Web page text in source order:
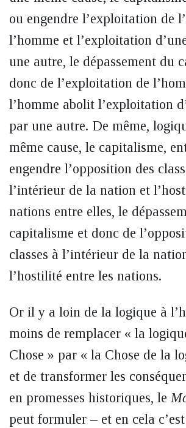
ou engendre l’exploitation de
l’homme et l’exploitation
une autre, le dépassement du
donc de l’exploitation de
l’homme abolit l’exploitation
par une autre. De même,
même cause, le capitalisme,
engendre l’opposition des
l’intérieur de la nation et
nations entre elles, le
capitalisme et donc de
classes à l’intérieur de la
l’hostilité entre les nations.
Or il y a loin de la logique à
moins de remplacer « la
Chose » par « la Chose de la
et de transformer les
en promesses historiques, le
peut formuler – et en cela